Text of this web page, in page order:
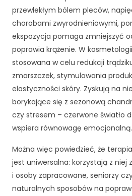
przewlekłym bólem pleców,
chorobami zwyrodnieniowymi,
ekspozycja pomaga zmniejszyć
poprawia krążenie. W
stosowana w celu redukcji
zmarszczek, stymulowania
elastyczności skóry. Zyskują na
borykające się z sezonową
czy stresem – czerwone światło
wspiera równowagę emocjonalną.
Można więc powiedzieć, że
jest uniwersalna: korzystają z niej
i osoby zapracowane, seniorzy
naturalnych sposobów na
o
n
y
i
t
e
r
n
t
w
e
j.